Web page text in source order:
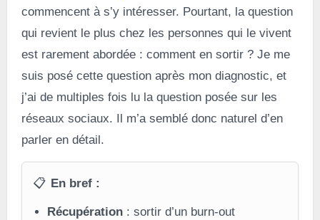
commencent à s’y intéresser. Pourtant, la question
qui revient le plus chez les personnes qui le vivent
est rarement abordée : comment en sortir ? Je me
suis posé cette question après mon diagnostic, et
j’ai de multiples fois lu la question posée sur les
réseaux sociaux. Il m’a semblé donc naturel d’en
parler en détail.
📋 En bref :
Récupération: sortir d’un burn-out